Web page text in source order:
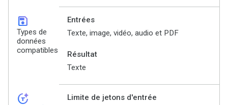
save
Types de
données
compatibles
Entrées
Texte, image, vidéo, audio et PDF
Résultat
Texte
token_auto
Limite de jetons d'entrée